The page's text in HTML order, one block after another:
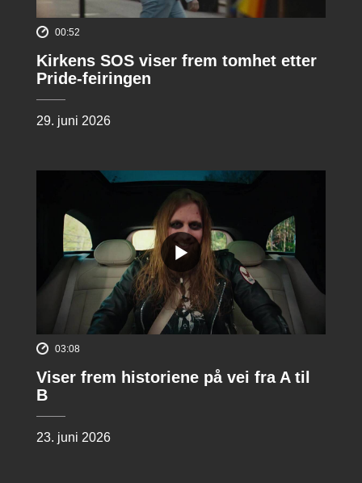
00:52
Kirkens SOS viser frem tomhet etter
Pride-feiringen
29. juni 2026
03:08
Viser frem historiene på vei fra A til
B
23. juni 2026